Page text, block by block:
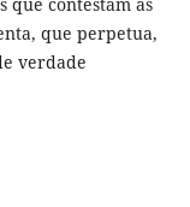
que perpetua,
verdade